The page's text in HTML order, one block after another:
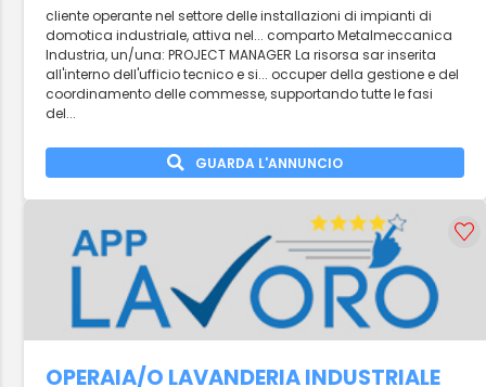
cliente operante nel settore delle installazioni di impianti di
domotica industriale, attiva nel... comparto Metalmeccanica
Industria, un/una: PROJECT MANAGER La risorsa sar inserita
all'interno dell'ufficio tecnico e si... occuper della gestione e del
coordinamento delle commesse, supportando tutte le fasi
del...
GUARDA L'ANNUNCIO
OPERAIA/O LAVANDERIA INDUSTRIALE